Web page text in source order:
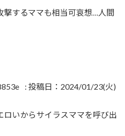
撃するママも相当可哀想…人間
: 投稿日：2024/01/23(火)
ロいからサイラスママを呼び出